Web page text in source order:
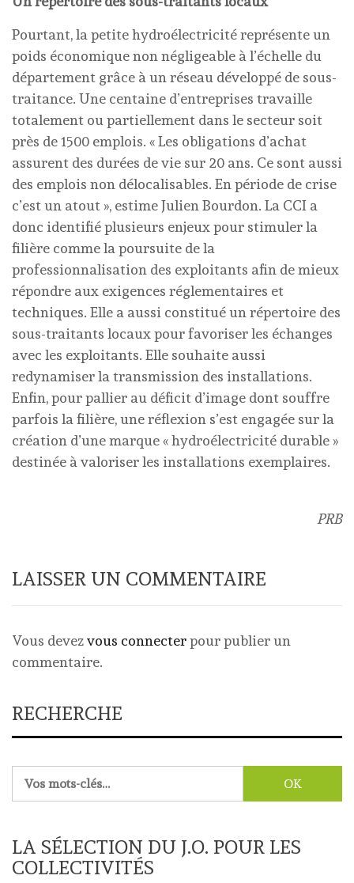
Pourtant, la petite hydroélectricité représente un
poids économique non négligeable à l’échelle du
département grâce à un réseau développé de sous-
traitance. Une centaine d’entreprises travaille
totalement ou partiellement dans le secteur soit
près de 1500 emplois. « Les obligations d’achat
assurent des durées de vie sur 20 ans. Ce sont aussi
des emplois non délocalisables. En période de crise
c’est un atout », estime Julien Bourdon. La CCI a
donc identifié plusieurs enjeux pour stimuler la
filière comme la poursuite de la
professionnalisation des exploitants afin de mieux
répondre aux exigences réglementaires et
techniques. Elle a aussi constitué un répertoire des
sous-traitants locaux pour favoriser les échanges
avec les exploitants. Elle souhaite aussi
redynamiser la transmission des installations.
Enfin, pour pallier au déficit d’image dont souffre
parfois la filière, une réflexion s’est engagée sur la
création d’une marque « hydroélectricité durable »
destinée à valoriser les installations exemplaires.
PRB
LAISSER UN COMMENTAIRE
Vous devezvous connecterpour publier un
commentaire.
RECHERCHE
LA SÉLECTION DU J.O. POUR LES
COLLECTIVITÉS